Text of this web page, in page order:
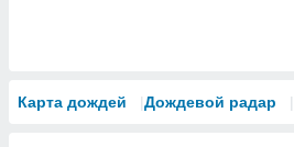
Карта дождей Дождевой радар